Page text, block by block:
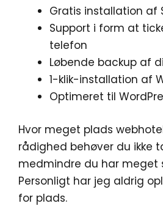
Gratis installation af
Support i form at
telefon
Løbende backup af
1-klik-installation af
Optimeret til
Hvor meget plads
rådighed behøver du ikke
medmindre du har meget
Personligt har jeg aldrig
for plads.